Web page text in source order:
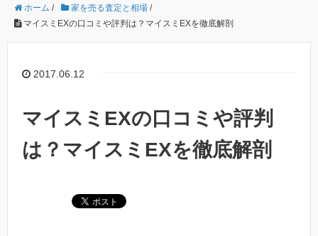
ホーム / 家を売る査定と相場 /
マイスミEXの口コミや評判は？マイスミEXを徹底解剖
2017.06.12
マイスミEXの口コミや評判
は？マイスミEXを徹底解剖